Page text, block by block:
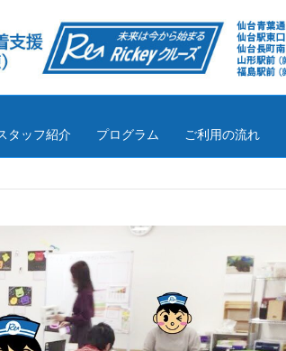
タッフ紹介 プログラム ご利用の流れ